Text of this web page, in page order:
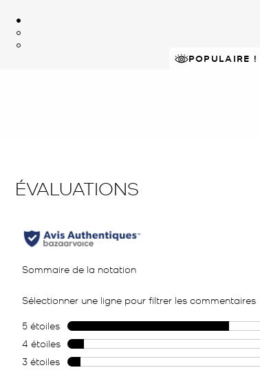
À SUCCÈS!POPULAIRE !